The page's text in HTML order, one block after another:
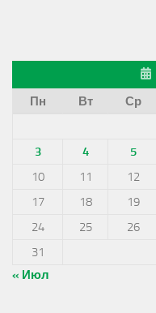
Пн
Вт Ср
3
4 5
10
11 12
17
18 19
24
25 26
31
« Июл